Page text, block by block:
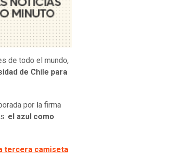
de todo el mundo,
de Chile para
por la firma
el azul como
tercera camiseta